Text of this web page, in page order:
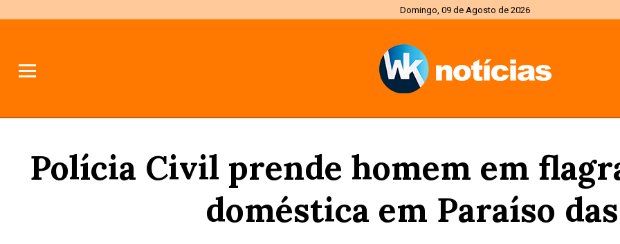
Domingo, 09 de Agosto de 2026
Polícia Civil prende homem em
doméstica em Paraíso